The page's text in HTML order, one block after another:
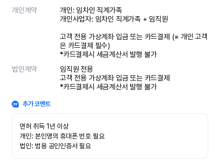
개인계약
개인: 임차인 직계가족
개인사업자: 임차인 직계가족 + 임직원
고객 전용 가상계좌 입금 또는 카드결제 (※ 개인 고객
은 카드결제 필수)
*카드결제시 세금계산서 발행 불가
법인계약
임직원 전용
고객 전용 가상계좌 입금 또는 카드결제
*카드결제시 세금계산서 발행 불가
추가 코멘트
면허 취득 1년 이상
개인: 본인명의 휴대폰 번호 필요
법인: 범용 공인인증서 필요